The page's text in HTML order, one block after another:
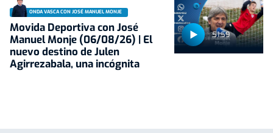
51:59
ONDA VASCA CON JOSÉ MANUEL MONJE
Movida Deportiva con José
Manuel Monje (06/08/26) | El
nuevo destino de Julen
Agirrezabala, una incógnita